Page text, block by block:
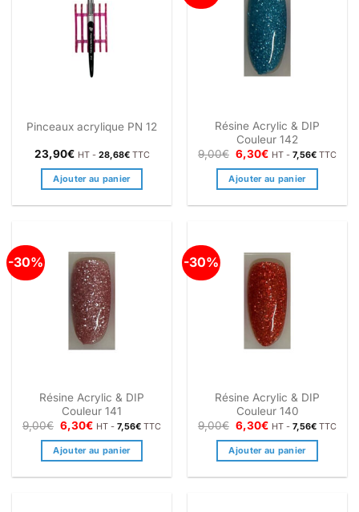
Pinceaux acrylique PN 12
23,90€ HT - 28,68€TTC
Ajouter au panier
Résine Acrylic & DIP
Couleur 142
9,00€ Le
prix
initial
était :
6,30€Le
actuel
est :
HT -7,56€ TTC
Ajouter au panier
-30%
Résine Acrylic & DIP
Couleur 141
9,00€ Le
prix
initial
était :
6,30€Le
actuel
est :
HT -7,56€ TTC
Ajouter au panier
-30%
Résine Acrylic & DIP
Couleur 140
9,00€ Le
prix
initial
était :
6,30€Le
actuel
est :
HT -7,56€ TTC
Ajouter au panier